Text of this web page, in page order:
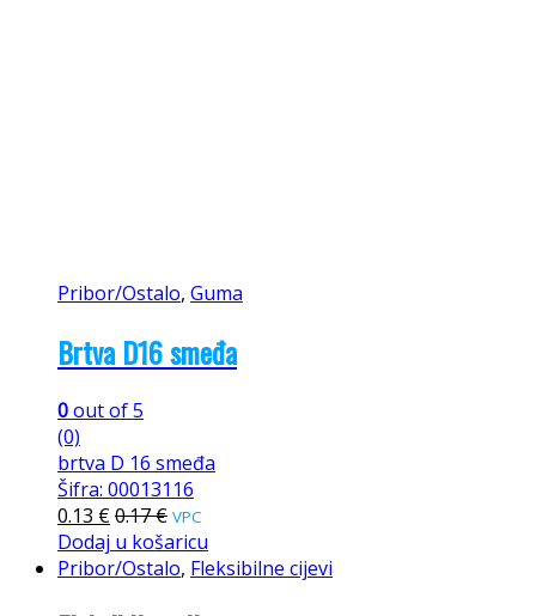
Pribor/Ostalo, Guma
Brtva D16 smeđa
0out of 5
(0)
brtva D 16 smeđa
Šifra: 00013116
0.13 €0.17€ VPC
Dodaj u košaricu
Pribor/Ostalo, Fleksibilne cijevi